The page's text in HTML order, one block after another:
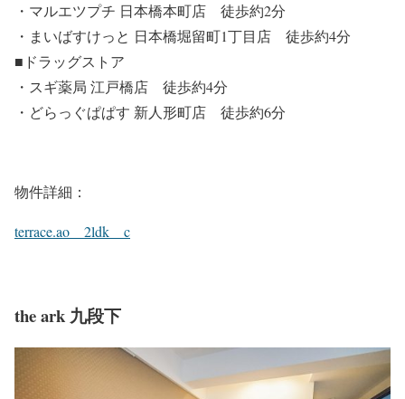
・マルエツプチ 日本橋本町店 徒歩約2分
・まいばすけっと 日本橋堀留町1丁目店 徒歩約4分
■ドラッグストア
・スギ薬局 江戸橋店 徒歩約4分
・どらっぐぱぱす 新人形町店 徒歩約6分
物件詳細：
terrace.ao 2ldk c
the ark 九段下